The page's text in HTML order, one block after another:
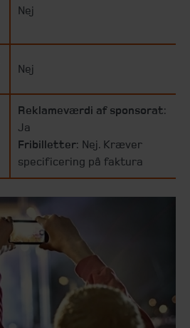
Nej
Nej
Reklameværdi af sponsorat:
Ja
Fribilletter: Nej. Kræver
specificering på faktura